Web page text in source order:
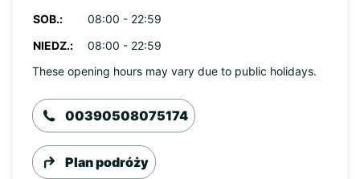
SOB.:
08:00 - 22:59
NIEDZ.:
08:00 - 22:59
These opening hours may vary due to public holidays.
00390508075174
Plan podróży